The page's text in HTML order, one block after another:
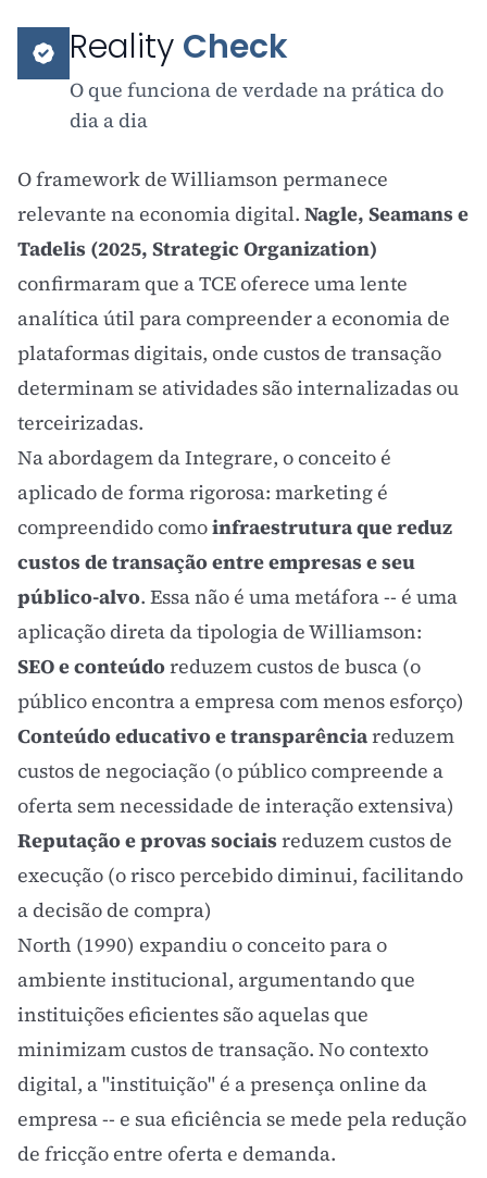
Reality Check
O que funciona de verdade na prática do
dia a dia
O framework de Williamson permanece
relevante na economia digital. Nagle, Seamans e
Tadelis (2025, Strategic Organization)
confirmaram que a TCE oferece uma lente
analítica útil para compreender a economia de
plataformas digitais, onde custos de transação
determinam se atividades são internalizadas ou
terceirizadas.
Na abordagem da Integrare, o conceito é
aplicado de forma rigorosa: marketing é
compreendido comoinfraestrutura que reduz
custos de transação entre empresas e seu
público-alvo. Essa não é uma metáfora -- é uma
aplicação direta da tipologia de Williamson:
SEOe conteúdoreduzem custos de busca (o
público encontra a empresa com menos esforço)
Conteúdo educativo e transparênciareduzem
custos de negociação (o público compreende a
oferta sem necessidade de interação extensiva)
Reputação e provas sociais reduzem custos de
execução (orisco percebidodiminui, facilitando
a decisão de compra)
North (1990) expandiu o conceito para o
ambiente institucional, argumentando que
instituições eficientes são aquelas que
minimizam custos de transação. No contexto
digital, a "instituição" é a presença online da
empresa -- e sua eficiência se mede pela redução
de fricção entre oferta e demanda.